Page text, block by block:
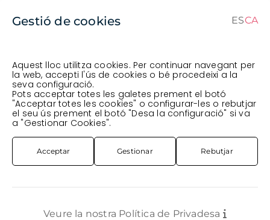
CAES
Comanda en curs (prevista per al) · Transportista
Veure comanda
FLOR TALLADA FLOR VARIADA ESPIGA VERD TRITICUM (SENSE BIGOTI)
Gestió de cookies ESCA
Aquest lloc utilitza cookies. Per continuar navegant per
la web, accepti l'ús de cookies o bé procedeixi a la
seva configuració.
Pots acceptar totes les galetes prement el botó
"Acceptar totes les cookies" o configurar-les o rebutjar
el seu ús prement el botó "Desa la configuració" si va
a "Gestionar Cookies".
Acceptar Gestionar Rebutjar
Veure la nostra Política de Privadesa